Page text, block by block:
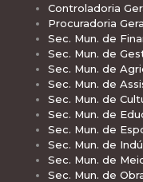
Controladoria
Procuradoria
Sec. Mun. de
Sec. Mun. de
Sec. Mun. de
Sec. Mun. de
Sec. Mun. de
Sec. Mun. de
Sec. Mun. de
Sec. Mun. de
Sec. Mun. de
Sec. Mun. de